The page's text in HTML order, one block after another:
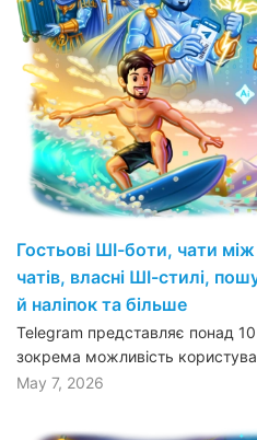
Гостьові ШІ-боти, чати
чатів, власні ШІ-стилі,
й наліпок та більше
Telegram представляє понад
зокрема можливість
May 7, 2026